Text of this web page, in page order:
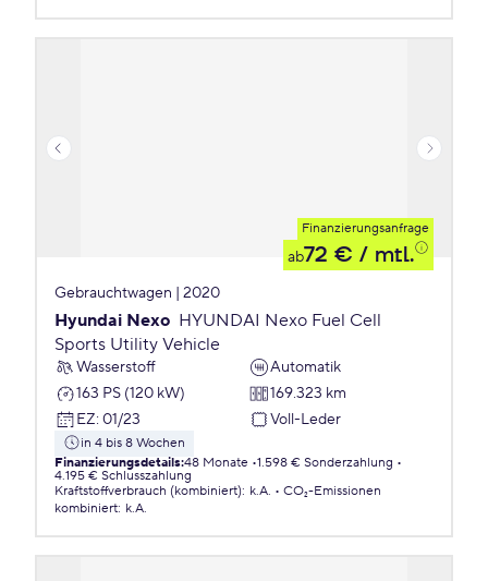
Finanzierungsanfrage
ab72 € / mtl.
Gebrauchtwagen | 2020
Hyundai Nexo HYUNDAI Nexo Fuel Cell
Sports Utility Vehicle
Wasserstoff
Automatik
163 PS (120 kW)
169.323 km
EZ: 01/23 Voll-Leder
in 4 bis 8 Wochen
Finanzierungsdetails:48 Monate 1.598 € Sonderzahlung
4.195 € Schlusszahlung
Kraftstoffverbrauch (kombiniert): k.A.
CO₂-Emissionen
kombiniert: k.A.